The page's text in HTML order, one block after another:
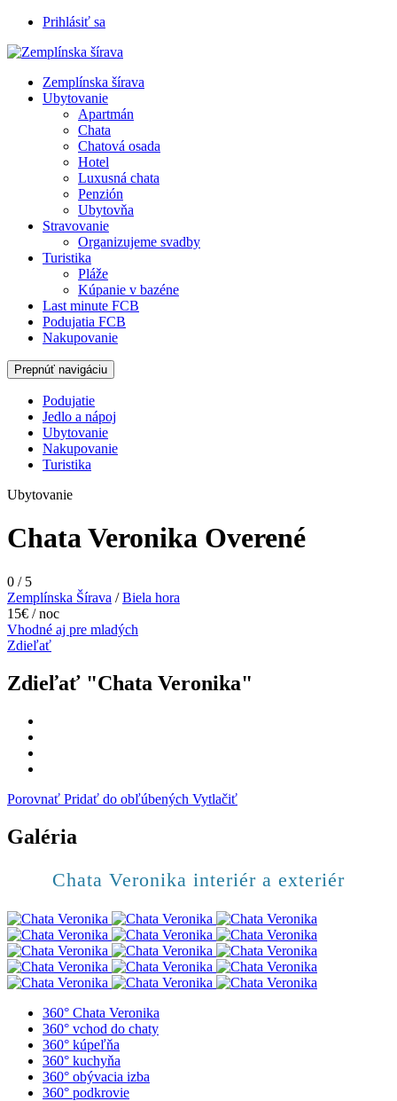
Prihlásiť sa
Zemplínska šírava
Ubytovanie
Apartmán
Chata
Chatová osada
Hotel
Luxusná chata
Penzión
Ubytovňa
Stravovanie
Organizujeme svadby
Turistika
Pláže
Kúpanie v bazéne
Last minute FCB
Podujatia FCB
Nakupovanie
Prepnúť navigáciu
Podujatie
Jedlo a nápoj
Ubytovanie
Nakupovanie
Turistika
Ubytovanie
Chata Veronika Overené
0 /5
Zemplínska Šírava /Biela hora
15€ / noc
Vhodné aj pre mladých
Zdieľať
Zdieľať "Chata Veronika"
Porovnať Pridať do obľúbených Vytlačiť
Galéria
Chata Veronika interiér a exteriér
360° Chata Veronika
360° vchod do chaty
360° kúpeľňa
360° kuchyňa
360° obývacia izba
360° podkrovie